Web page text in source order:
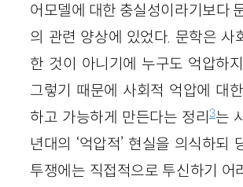
어모델에 대한 충실성이라기보다
의 관련 양상에 있었다. 문학은 사
한 것이 아니기에 누구도 억압하
그렇기 때문에 사회적 억압에 대
하고 가능하게 만든다는 정리3는
년대의 ‘억압적’ 현실을 의식하되
투쟁에는 직접적으로 투신하기 어